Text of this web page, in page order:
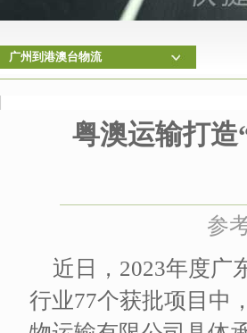
广州到港澳台物流
粤澳运输打
参
近日，2023年度广
行业77个获批项目中